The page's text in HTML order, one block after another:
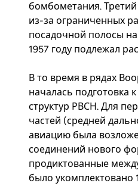
бомбометания.
из-за ограниченных
посадочной полосы
1957 году подлежал
В то время в рядах
началась подготовка
структур РВСН. Для
частей (средней
авиацию была
соединений нового
продиктованные
было укомплектовано